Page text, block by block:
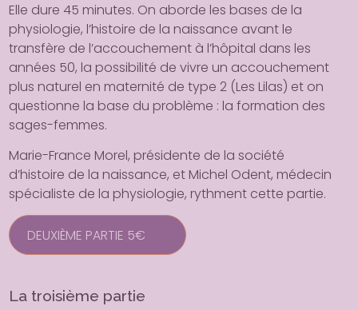
Elle dure 45 minutes. On aborde les bases de la
physiologie, l’histoire de la naissance avant le
transfère de l’accouchement à l’hôpital dans les
années 50, la possibilité de vivre un accouchement
plus naturel en maternité de type 2 (Les Lilas) et on
questionne la base du problème : la formation des
sages-femmes.
Marie-France Morel, présidente de la société
d’histoire de la naissance, et Michel Odent, médecin
spécialiste de la physiologie, rythment cette partie.
DEUXIÈME PARTIE 5€
La troisième partie